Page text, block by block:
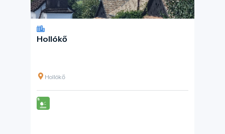
Hollókő
Hollókő